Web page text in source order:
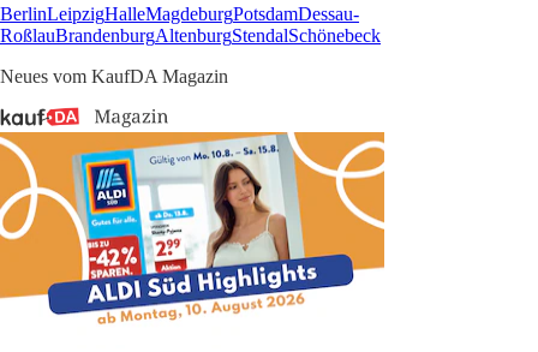
BerlinLeipzigHalleMagdeburgPotsdamDessau-
RoßlauBrandenburgAltenburgStendalSchönebeck
Neues vom KaufDA Magazin